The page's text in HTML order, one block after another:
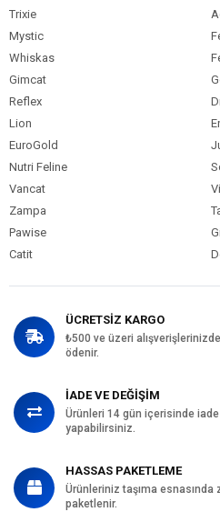
Trixie
Mystic
Whiskas
Gimcat
Reflex
Lion
EuroGold
Nutri Feline
Vancat
Zampa
Pawise
Catit
ÜCRETSİZ KARGO
₺500 ve üzeri
ödenir.
İADE VE DEĞİŞİM
Ürünleri 14 gün içerisinde
yapabilirsiniz.
HASSAS PAKETLEME
Ürünleriniz taşıma
paketlenir.